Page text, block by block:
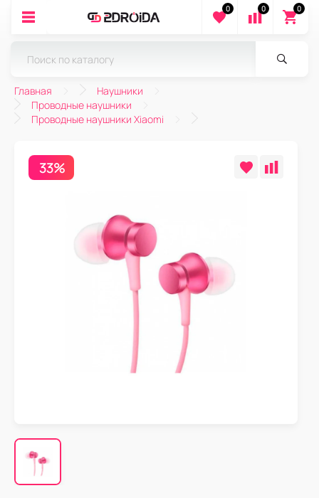
0 0 0
Главная
Наушники
Проводные наушники
Проводные наушники Xiaomi
33%